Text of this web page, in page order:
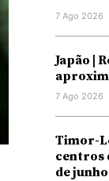
7 Ago 2026
Japão |
7 Ago 2026
Timor-
centros
de junho